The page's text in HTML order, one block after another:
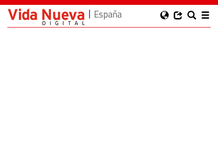
España